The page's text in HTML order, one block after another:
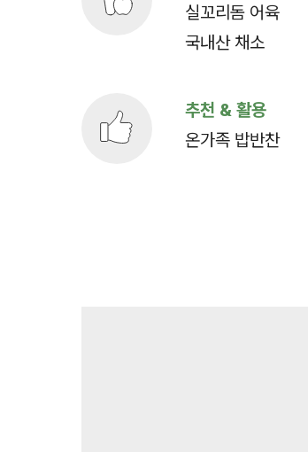
실꼬리돔 어육
국내산 채소
추천 & 활용
온가족 밥반찬